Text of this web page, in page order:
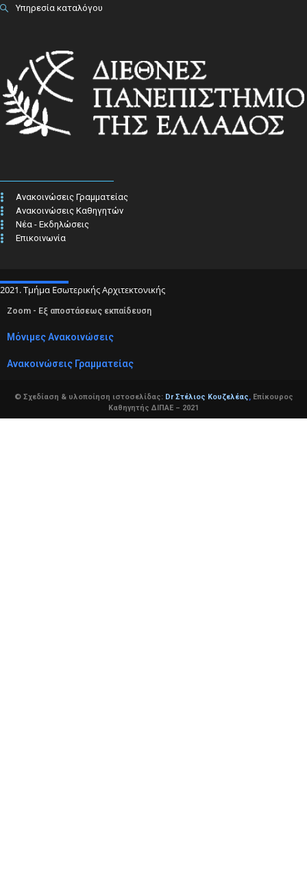
Υπηρεσία καταλόγου
Ανακοινώσεις Γραμματείας
Ανακοινώσεις Καθηγητών
Νέα - Εκδηλώσεις
Επικοινωνία
2021. Τμήμα Εσωτερικής Αρχιτεκτονικής
Zoom - Εξ αποστάσεως εκπαίδευση
Μόνιμες Ανακοινώσεις
Ανακοινώσεις Γραμματείας
© Σχεδίαση & υλοποίηση ιστοσελίδας: Dr Στέλιος Κουζελέας,Επίκουρος
Καθηγητής ΔΙΠΑΕ – 2021